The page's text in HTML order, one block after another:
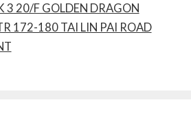
3 20/F GOLDEN DRAGON
172-180 TAI LIN PAI ROAD